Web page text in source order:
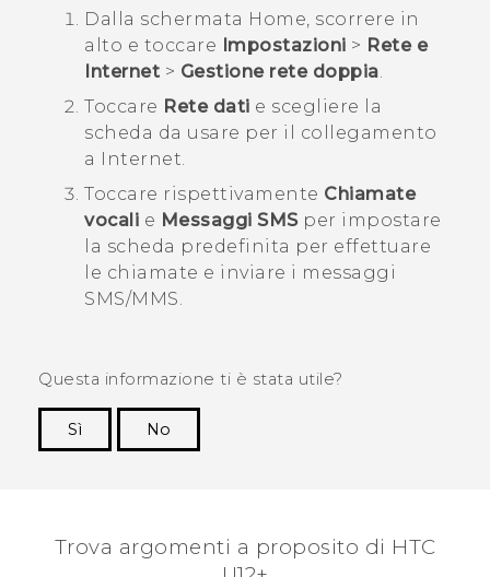
Dalla schermata Home, scorrere in
alto e toccare
Impostazioni > Rete e
Internet > Gestione rete doppia.
Toccare Rete dati e scegliere la
scheda da usare per il collegamento
a Internet.
Toccare rispettivamente Chiamate
vocali e Messaggi SMSper impostare
la scheda predefinita per effettuare
le chiamate e inviare i messaggi
SMS/MMS.
Questa informazione ti è stata utile?
Sì
No
Trova argomenti a proposito di HTC